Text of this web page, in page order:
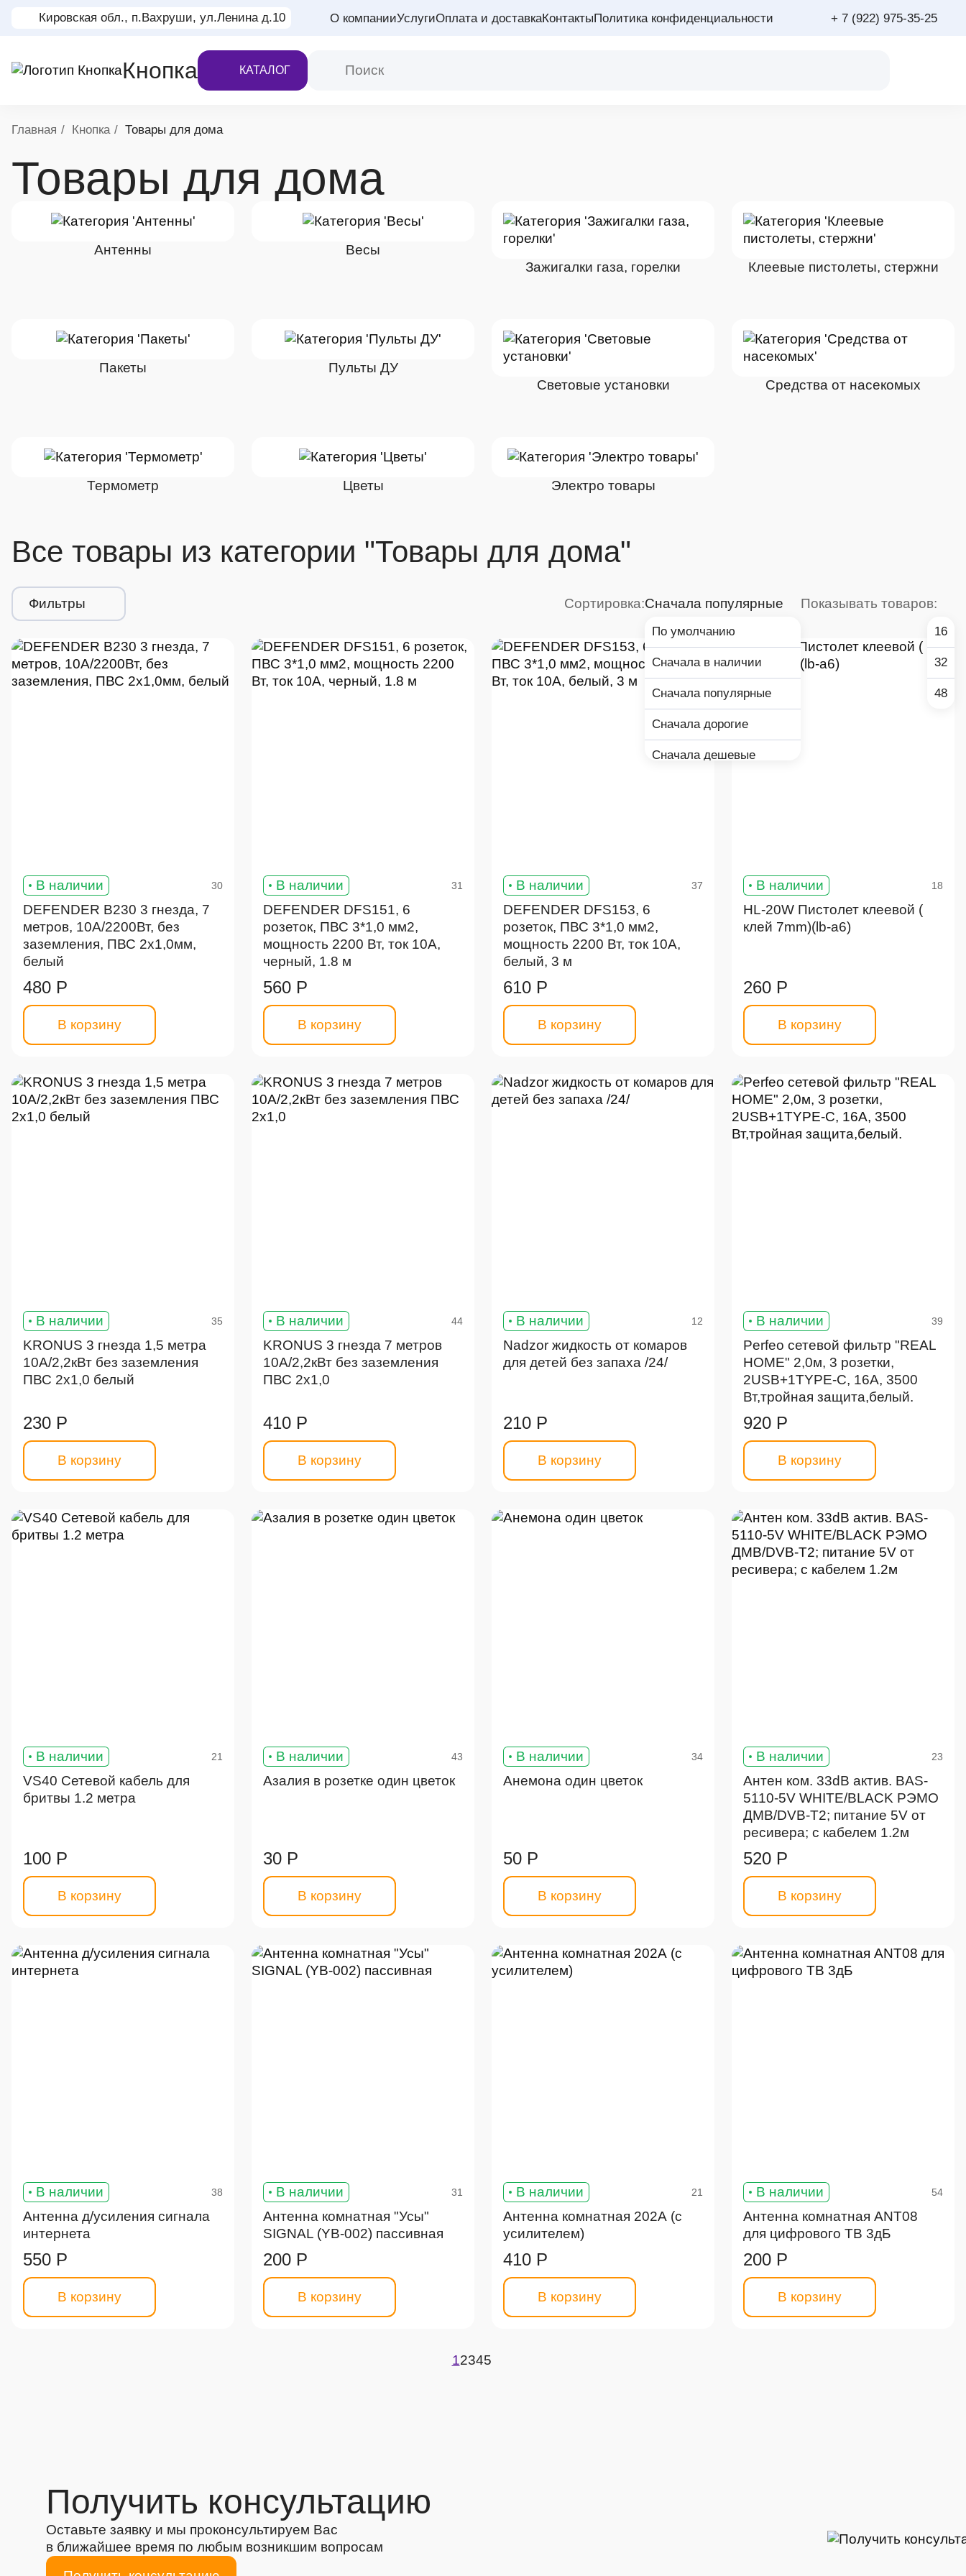
Кировская обл., п.Вахруши, ул.Ленина д.10 О компанииУслугиОплата и доставкаКонтактыПолитика конфиденциальности + 7 (922) 975-35-25
Кнопка КАТАЛОГ
Хлебные крошки
Главная Кнопка Товары для дома
Товары для дома
Антенны
Весы
Зажигалки газа, горелки
Клеевые пистолеты, стержни
Пакеты
Пульты ДУ
Световые установки
Средства от насекомых
Термометр Цветы Электро товары
Все товары из категории "Товары для дома"
Фильтры Сортировка:Сначала популярные
По умолчанию
Сначала в наличии
Сначала популярные
Сначала дорогие
Сначала дешевые
Показывать товаров:
16
32
48
В наличии 30
DEFENDER B230 3 гнезда, 7
метров, 10А/2200Вт, без
заземления, ПВС 2х1,0мм,
белый
480 Р
В корзину
В наличии 31
DEFENDER DFS151, 6
розеток, ПВС 3*1,0 мм2,
мощность 2200 Вт, ток 10А,
черный, 1.8 м
560 Р
В корзину
В наличии 37
DEFENDER DFS153, 6
розеток, ПВС 3*1,0 мм2,
мощность 2200 Вт, ток 10А,
белый, 3 м
610 Р
В корзину
В наличии 18
HL-20W Пистолет клеевой (
клей 7mm)(lb-a6)
260 Р
В корзину
В наличии 35
KRONUS 3 гнезда 1,5 метра
10А/2,2кВт без заземления
ПВС 2х1,0 белый
230 Р
В корзину
В наличии 44
KRONUS 3 гнезда 7 метров
10А/2,2кВт без заземления
ПВС 2х1,0
410 Р
В корзину
В наличии 12
Nadzor жидкость от комаров
для детей без запаха /24/
210 Р
В корзину
В наличии 39
Perfeo сетевой фильтр "REAL
HOME" 2,0м, 3 розетки,
2USB+1TYPE-C, 16А, 3500
Вт,тройная защита,белый.
920 Р
В корзину
В наличии 21
VS40 Сетевой кабель для
бритвы 1.2 метра
100 Р
В корзину
В наличии 43
Азалия в розетке один цветок
30 Р
В корзину
В наличии 34
Анемона один цветок
50 Р
В корзину
В наличии 23
Антен ком. 33dB актив. BAS-
5110-5V WHITE/BLACK РЭМО
ДMB/DVB-T2; питание 5V от
ресивера; с кабелем 1.2м
520 Р
В корзину
В наличии 38
Антенна д/усиления сигнала
интернета
550 Р
В корзину
В наличии 31
Антенна комнатная "Усы"
SIGNAL (YB-002) пассивная
200 Р
В корзину
В наличии 21
Антенна комнатная 202А (с
усилителем)
410 Р
В корзину
В наличии 54
Антенна комнатная ANT08
для цифрового ТВ 3дБ
200 Р
В корзину
12345
Получить консультацию
Оставьте заявку и мы проконсультируем Вас
в ближайшее время по любым возникшим вопросам